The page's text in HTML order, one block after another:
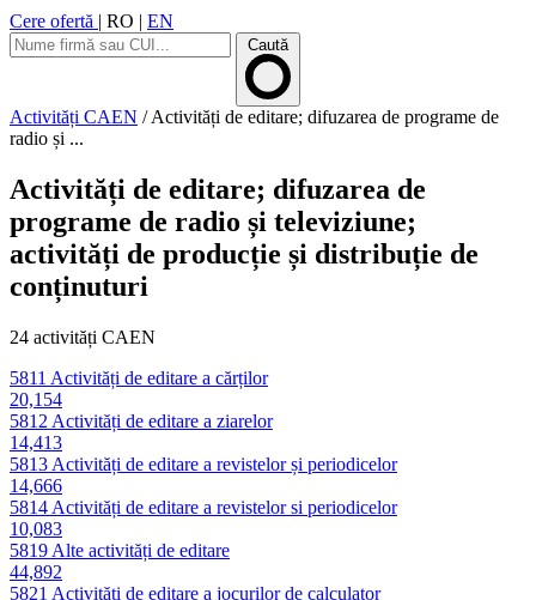
Cere ofertă | RO | EN
Caută
Activități CAEN / Activități de editare; difuzarea de programe de
radio și ...
Activități de editare; difuzarea de
programe de radio și televiziune;
activități de producție și distribuție de
conținuturi
24 activități CAEN
5811 Activități de editare a cărților
20,154
5812 Activități de editare a ziarelor
14,413
5813 Activități de editare a revistelor și periodicelor
14,666
5814 Activități de editare a revistelor si periodicelor
10,083
5819 Alte activități de editare
44,892
5821 Activități de editare a jocurilor de calculator